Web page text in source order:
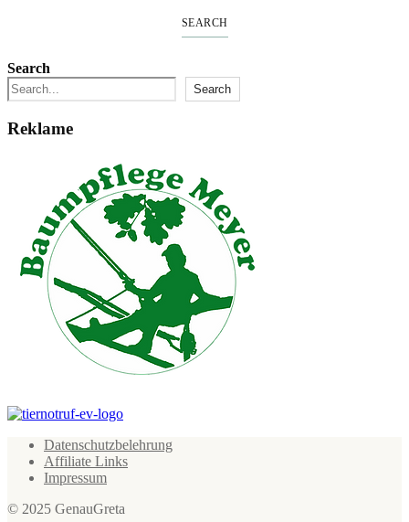
SEARCH
Search
Search
Reklame
Datenschutzbelehrung
Affiliate Links
Impressum
© 2025 GenauGreta